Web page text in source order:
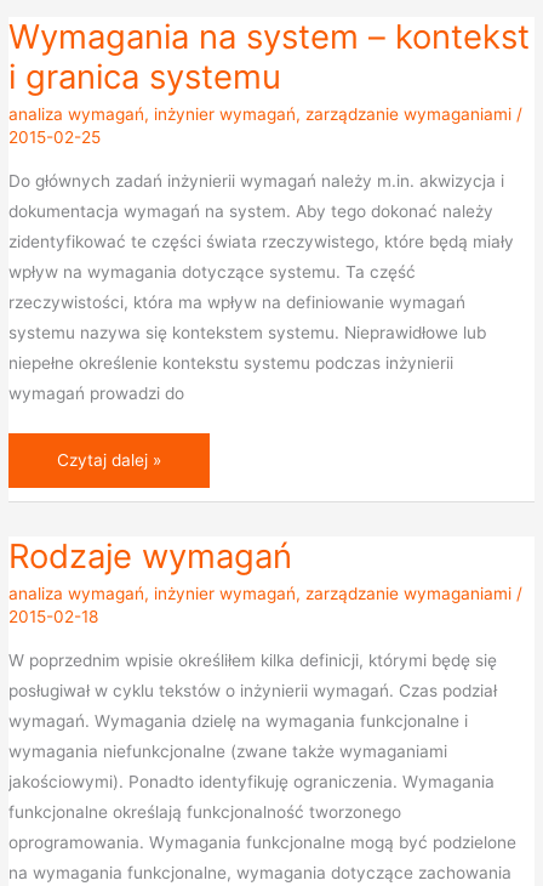
Wymagania na system – kontekst
i granica systemu
analiza wymagań, inżynier wymagań, zarządzanie wymaganiami /
2015-02-25
Do głównych zadań inżynierii wymagań należy m.in. akwizycja i
dokumentacja wymagań na system. Aby tego dokonać należy
zidentyfikować te części świata rzeczywistego, które będą miały
wpływ na wymagania dotyczące systemu. Ta część
rzeczywistości, która ma wpływ na definiowanie wymagań
systemu nazywa się kontekstem systemu. Nieprawidłowe lub
niepełne określenie kontekstu systemu podczas inżynierii
wymagań prowadzi do
Wymagania
system
–
i
granica
systemu
Czytaj dalej »
Rodzaje wymagań
analiza wymagań, inżynier wymagań, zarządzanie wymaganiami /
2015-02-18
W poprzednim wpisie określiłem kilka definicji, którymi będę się
posługiwał w cyklu tekstów o inżynierii wymagań. Czas podział
wymagań. Wymagania dzielę na wymagania funkcjonalne i
wymagania niefunkcjonalne (zwane także wymaganiami
jakościowymi). Ponadto identyfikuję ograniczenia. Wymagania
funkcjonalne określają funkcjonalność tworzonego
oprogramowania. Wymagania funkcjonalne mogą być podzielone
na wymagania funkcjonalne, wymagania dotyczące zachowania
Rodzaje
wymagań